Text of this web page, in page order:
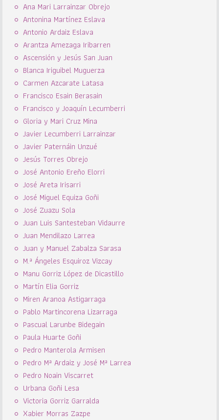
Ana Mari Larrainzar Obrejo
Antonina Martínez Eslava
Antonio Ardaiz Eslava
Arantza Amezaga Iribarren
Ascensión y Jesús San Juan
Blanca Iriguibel Muguerza
Carmen Azcarate Latasa
Francisco Esain Berasain
Francisco y Joaquín Lecumberri
Gloria y Mari Cruz Mina
Javier Lecumberri Larrainzar
Javier Paternáin Unzué
Jesús Torres Obrejo
José Antonio Ereño Elorri
José Areta Irisarri
José Miguel Equiza Goñi
José Zuazu Sola
Juan Luis Santesteban Vidaurre
Juan Mendilazo Larrea
Juan y Manuel Zabalza Sarasa
M.ª Ángeles Esquiroz Vizcay
Manu Gorriz López de Dicastillo
Martín Elia Gorriz
Miren Aranoa Astigarraga
Pablo Martincorena Lizarraga
Pascual Larunbe Bidegain
Paula Huarte Goñi
Pedro Manterola Armisen
Pedro Mª Ardaiz y José Mª Larrea
Pedro Noain Viscarret
Urbana Goñi Lesa
Victoria Gorriz Garralda
Xabier Morras Zazpe